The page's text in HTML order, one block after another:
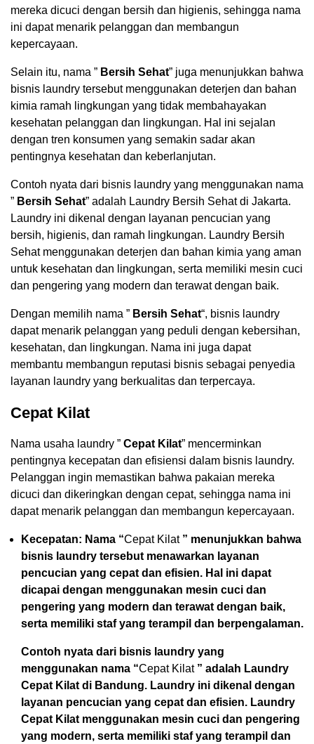
mereka dicuci dengan bersih dan higienis, sehingga nama
ini dapat menarik pelanggan dan membangun
kepercayaan.
Selain itu, nama ” Bersih Sehat” juga menunjukkan bahwa
bisnis laundry tersebut menggunakan deterjen dan bahan
kimia ramah lingkungan yang tidak membahayakan
kesehatan pelanggan dan lingkungan. Hal ini sejalan
dengan tren konsumen yang semakin sadar akan
pentingnya kesehatan dan keberlanjutan.
Contoh nyata dari bisnis laundry yang menggunakan nama
” Bersih Sehat” adalah Laundry Bersih Sehat di Jakarta.
Laundry ini dikenal dengan layanan pencucian yang
bersih, higienis, dan ramah lingkungan. Laundry Bersih
Sehat menggunakan deterjen dan bahan kimia yang aman
untuk kesehatan dan lingkungan, serta memiliki mesin cuci
dan pengering yang modern dan terawat dengan baik.
Dengan memilih nama ” Bersih Sehat“, bisnis laundry
dapat menarik pelanggan yang peduli dengan kebersihan,
kesehatan, dan lingkungan. Nama ini juga dapat
membantu membangun reputasi bisnis sebagai penyedia
layanan laundry yang berkualitas dan terpercaya.
Cepat Kilat
Nama usaha laundry ” Cepat Kilat” mencerminkan
pentingnya kecepatan dan efisiensi dalam bisnis laundry.
Pelanggan ingin memastikan bahwa pakaian mereka
dicuci dan dikeringkan dengan cepat, sehingga nama ini
dapat menarik pelanggan dan membangun kepercayaan.
Kecepatan: Nama “Cepat Kilat ” menunjukkan bahwa
bisnis laundry tersebut menawarkan layanan
pencucian yang cepat dan efisien. Hal ini dapat
dicapai dengan menggunakan mesin cuci dan
pengering yang modern dan terawat dengan baik,
serta memiliki staf yang terampil dan berpengalaman.
Contoh nyata dari bisnis laundry yang
menggunakan nama “Cepat Kilat ” adalah Laundry
Cepat Kilat di Bandung. Laundry ini dikenal dengan
layanan pencucian yang cepat dan efisien. Laundry
Cepat Kilat menggunakan mesin cuci dan pengering
yang modern, serta memiliki staf yang terampil dan